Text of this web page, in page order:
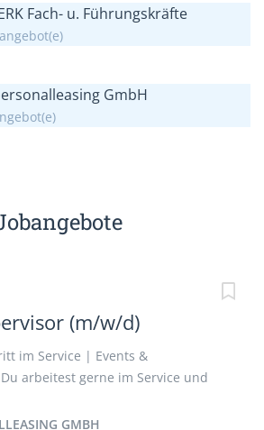
Fach- u. Führungskräfte
GmbH
(m/w/d)
im Service | Events &
arbeitest gerne im Service und
die Person im Team, die den
GMBH